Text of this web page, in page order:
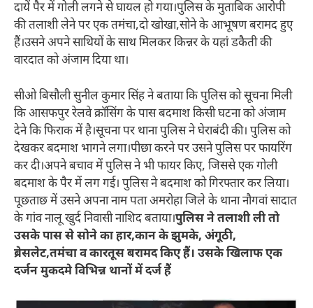
दायें पैर में गोली लगने से घायल हो गया।पुलिस के मुताबिक आरोपी
की तलाशी लेने पर एक तमंचा,दो खोखा,सोने के आभूषण बरामद हुए
हैं।उसने अपने साथियों के साथ मिलकर किन्नर के यहां डकैती की
वारदात को अंजाम दिया था।
सीओ बिसौली सुनील कुमार सिंह ने बताया कि पुलिस को सूचना मिली
कि आसफपुर रेलवे क्रॉसिंग के पास बदमाश किसी घटना को अंजाम
देने कि फिराक में है।सूचना पर थाना पुलिस ने घेराबंदी की। पुलिस को
देखकर बदमाश भागने लगा।पीछा करने पर उसने पुलिस पर फायरिंग
कर दी।अपने बचाव में पुलिस ने भी फायर किए, जिससे एक गोली
बदमाश के पैर में लग गई। पुलिस ने बदमाश को गिरफ्तार कर लिया।
पूछताछ में उसने अपना नाम पता अमरोहा जिले के थाना नौगवां सादात
के गांव नालू खुर्द निवासी नाशिद बताया।पुलिस ने तलाशी ली तो
उसके पास से सोने का हार,कान के झुमके, अंगूठी,
ब्रेसलेट,तमंचा व कारतूस बरामद किए हैं। उसके खिलाफ एक
दर्जन मुकदमे विभिन्न थानों में दर्ज हैं